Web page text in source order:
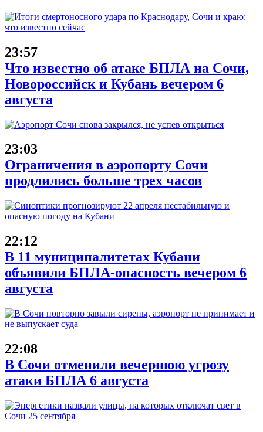
23:57
Что известно об атаке БПЛА на Сочи,
Новороссийск и Кубань вечером 6
августа
23:03
Ограничения в аэропорту Сочи
продлились больше трех часов
22:12
В 11 муниципалитетах Кубани
объявили БПЛА-опасность вечером 6
августа
22:08
В Сочи отменили вечернюю угрозу
атаки БПЛА 6 августа